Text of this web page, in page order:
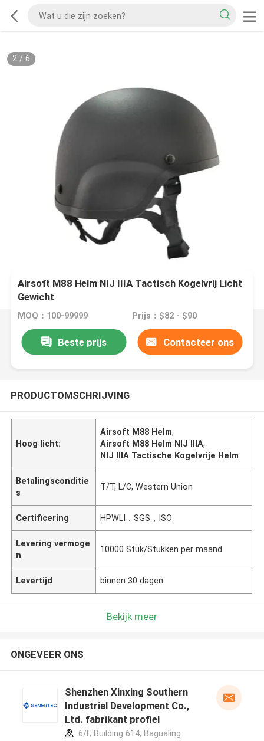
2/ 6
Airsoft M88 Helm NIJ IIIA Tactisch Kogelvrij Licht
Gewicht
MOQ：100-99999 Prijs：$82 - $90
Beste prijs Contacteer ons
PRODUCTOMSCHRIJVING
Hoog licht:
Airsoft M88 Helm,
Airsoft M88 Helm NIJ IIIA,
NIJ IIIA Tactische Kogelvrije Helm
Betalingsconditie
s
T/T, L/C, Western Union
Certificering HPWLI，SGS，ISO
Levering vermoge
n
10000 Stuk/Stukken per maand
Levertijd binnen 30 dagen
Bekijk meer
ONGEVEER ONS
Shenzhen Xinxing Southern
Industrial Development Co.,
Ltd. fabrikant profiel
6/F, Building 614, Bagualing